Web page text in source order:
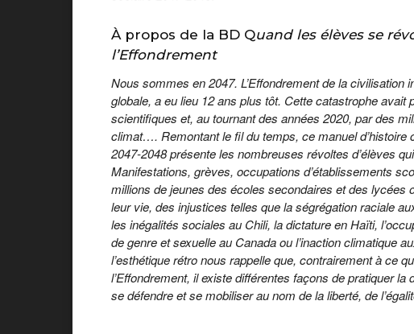
À propos de la BD Quand les élèves se
l’Effondrement
Nous sommes en 2047. L’Effondrement de la
globale, a eu lieu 12 ans plus tôt. Cette catastrophe avait
scientifiques et, au tournant des années 2020, par des
climat…. Remontant le fil du temps, ce manuel d’histoire
2047-2048 présente les nombreuses révoltes d’élèves
Manifestations, grèves, occupations d’établissements
millions de jeunes des écoles secondaires et des lycées
leur vie, des injustices telles que la ségrégation raciale
les inégalités sociales au Chili, la dictature en Haïti,
de genre et sexuelle au Canada ou l’inaction climatique
l’esthétique rétro nous rappelle que, contrairement à ce
l’Effondrement, il existe différentes façons de pratiquer la
se défendre et se mobiliser au nom de la liberté, de